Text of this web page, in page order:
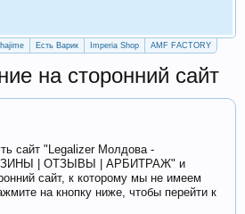
hajime Есть Варик Imperia Shop AMF FACTORY
на сторонний сайт
сайт "Legalizer Молдова -
| ОТЗЫВЫ | АРБИТРАЖ" и
сайт, к которому мы не имеем
на кнопку ниже, чтобы перейти к